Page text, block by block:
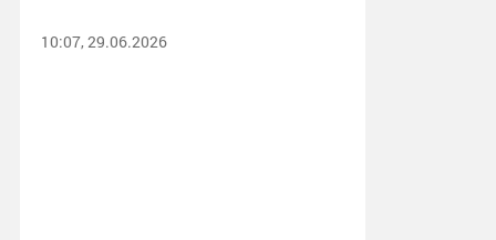
10:07, 29.06.2026